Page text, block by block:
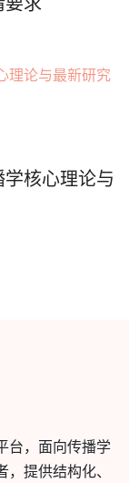
核心理论与
台，面向传播学
提供结构化、